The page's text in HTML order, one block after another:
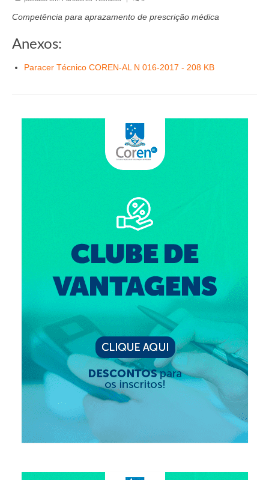
Câmaras Técnicas
Transparência e Prestação de Contas
Eleições Triênio 2027-2029
Eleições Anteriores
Agenda do presidente
Eleições
Fiscalização
Responsabilidade Técnica
Legislações
Decisões
Portarias
Resoluções
Competência para aprazamento de prescrição médica
Anexos:
Paracer Técnico COREN-AL N 016-2017 - 208 KB